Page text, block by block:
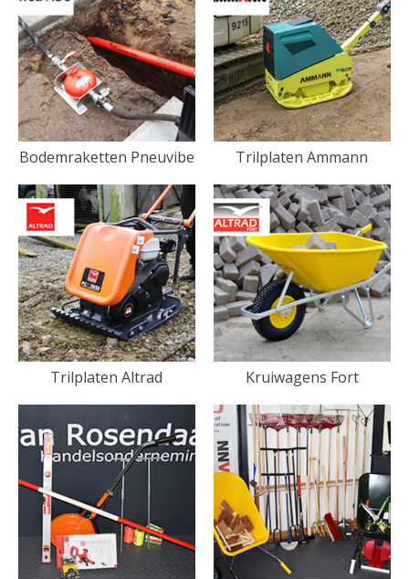
Bodemraketten Pneuvibe Trilplaten Ammann
Trilplaten Altrad Kruiwagens Fort